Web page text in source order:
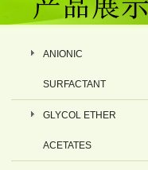
ANIONIC
SURFACTANT
GLYCOL ETHER
ACETATES